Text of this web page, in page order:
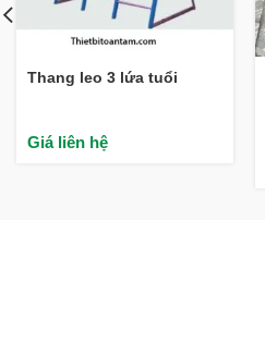
Thang leo 3 lứa tuổi
Giá liên hệ